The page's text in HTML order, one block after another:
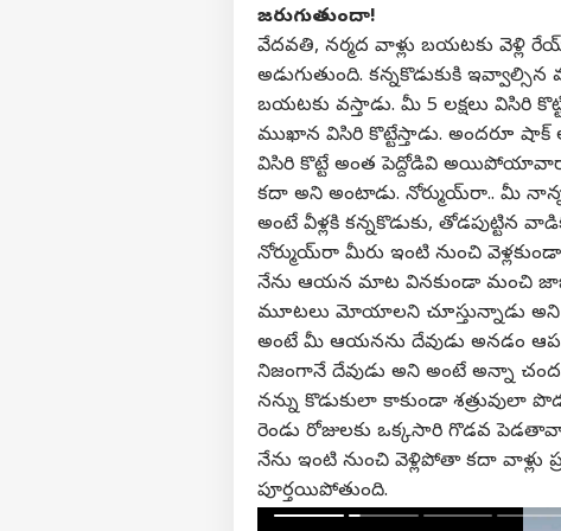
జరుగుతుందా!
వేదవతి, నర్మద వాళ్లు బయటకు వెళ్లి రేయ్
అడుగుతుంది. కన్నకొడుకుకి
బయటకు వస్తాడు. మీ 5 లక్షలు విసిరి
ముఖాన విసిరి కొట్టేస్తాడు. అందరూ
విసిరి కొట్టే అంత పెద్దోడివి
కదా అని అంటాడు. నోర్ముయ్‌రా.. మీ
అంటే వీళ్లకి కన్నకొడుకు, తోడపుట్టిన
నోర్ముయ్‌రా మీరు ఇంటి నుంచి
నేను ఆయన మాట వినకుండా మంచి
మూటలు మోయాలని చూస్తున్నాడు
అంటే మీ ఆయనను దేవుడు అనడం
నిజంగానే దేవుడు అని అంటే అన్నా
నన్ను కొడుకులా కాకుండా శత్రువులా
రెండు రోజులకు ఒక్కసారి గొడవ
నేను ఇంటి నుంచి వెళ్లిపోతా కదా
పూర్తయిపోతుంది.
హలో గెస్ట్
మాతో ప్రచారం చేయండి
కేరీర్స్
మా గురించి
అభిప్రాయాన్ని పంపండి
మమ్మల్ని సంప్రదించండి
ప్రైవసీ పాలసీ
వ్యక్తిగత
అగ్ర
ఇండియా
నా అరెస్ట్
స్టాలిన్
లైఫ్‌స్టైల్‌